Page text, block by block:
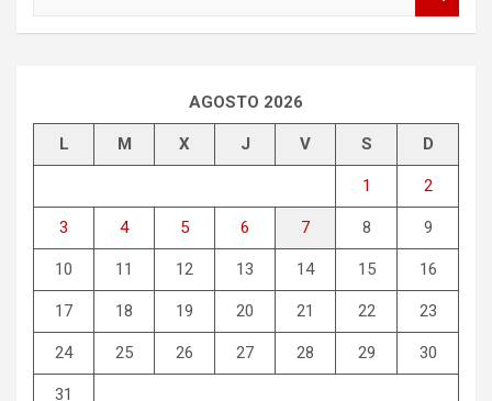
AGOSTO 2026
L M X J V S D
1 2
3 4 5 6 7 8 9
10 11 12 13 14 15 16
17 18 19 20 21 22 23
24 25 26 27 28 29 30
31